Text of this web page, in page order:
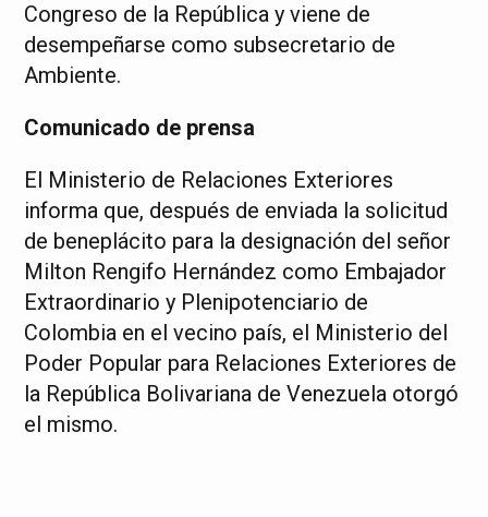
Congreso de la República y viene de
desempeñarse como subsecretario de
Ambiente.
Comunicado de prensa
El Ministerio de Relaciones Exteriores
informa que, después de enviada la solicitud
de beneplácito para la designación del señor
Milton Rengifo Hernández como Embajador
Extraordinario y Plenipotenciario de
Colombia en el vecino país, el Ministerio del
Poder Popular para Relaciones Exteriores de
la República Bolivariana de Venezuela otorgó
el mismo.